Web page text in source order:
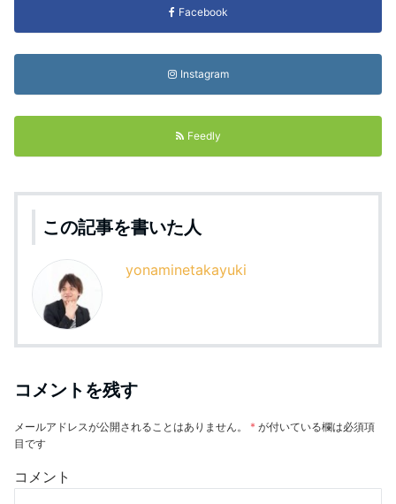
Facebook
Instagram
Feedly
この記事を書いた人
yonaminetakayuki
コメントを残す
メールアドレスが公開されることはありません。 * が付いている欄は必須項
目です
コメント